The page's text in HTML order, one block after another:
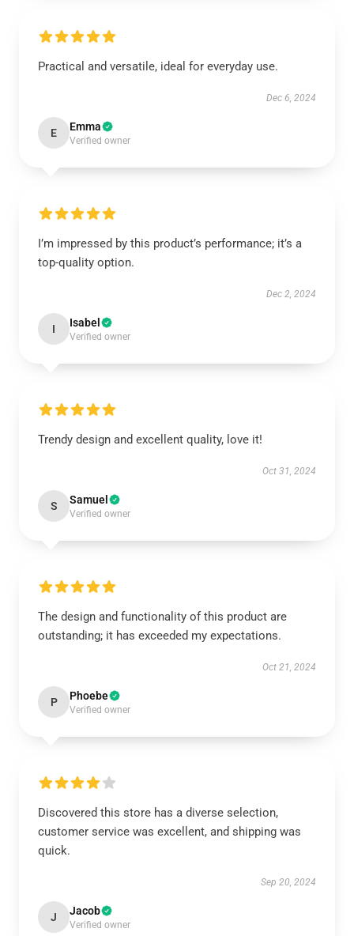
Practical and versatile, ideal for everyday use.
Dec 6, 2024
E Emma
Verified owner
I’m impressed by this product’s performance; it’s a
top-quality option.
Dec 2, 2024
I Isabel
Verified owner
Trendy design and excellent quality, love it!
Oct 31, 2024
S Samuel
Verified owner
The design and functionality of this product are
outstanding; it has exceeded my expectations.
Oct 21, 2024
P Phoebe
Verified owner
Discovered this store has a diverse selection,
customer service was excellent, and shipping was
quick.
Sep 20, 2024
J Jacob
Verified owner